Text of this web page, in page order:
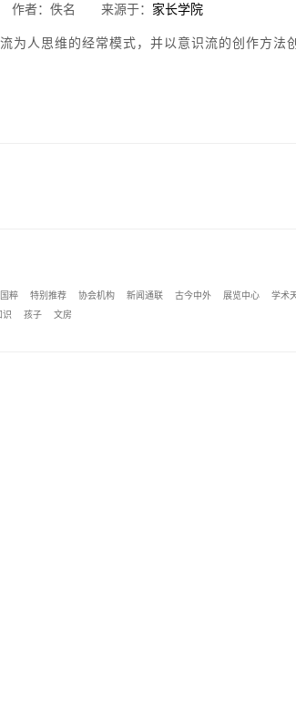
作者：佚名 来源于： 家长学院
为人思维的经常模式，并以意识流的创作方法
粹 特别推荐 协会机构 新闻通联 古今中外 展览中心 学术
识 孩子 文房